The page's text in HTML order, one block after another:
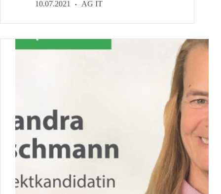
volles
Basis-
10.07.2021 AG IT